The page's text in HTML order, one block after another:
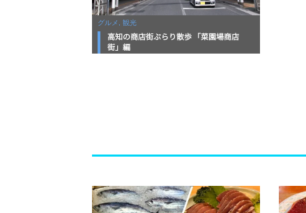
グルメ, 観光
高知の商店街ぶらり散歩 「菜園場商店
街」編